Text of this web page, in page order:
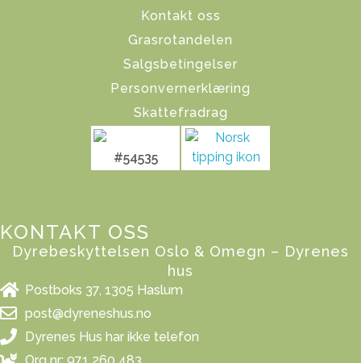
Kontakt oss
Grasrotandelen
Salgsbetingelser
Personvernerklæring
Skattefradrag
#54535
KONTAKT OSS
Dyrebeskyttelsen Oslo & Omegn – Dyrenes
hus
Postboks 37, 1305 Haslum
post@dyreneshus.no
Dyrenes Hus har ikke telefon
Org nr: 971 260 483